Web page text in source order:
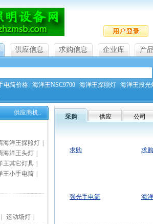
供应信息 求购信息 企业库 产
电筒价格 海洋王NSC9700 海洋王探照灯 海洋王投光
供应商机..
海洋王探照灯
海洋王头灯
王其它灯具
王小手电筒
运动场灯
采购 供应 公司
求购 求购
强光手电筒 海